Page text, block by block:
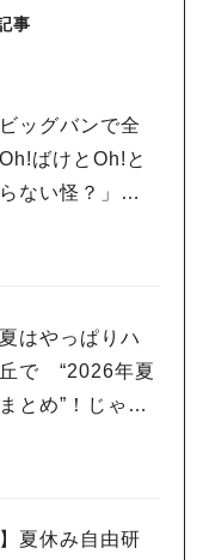
事
ッグバンで全
ばけとOh!と
ない怪？」が1
はやっぱりハ
で “2026年夏
とめ”！じゃぶ
夏休み自由研